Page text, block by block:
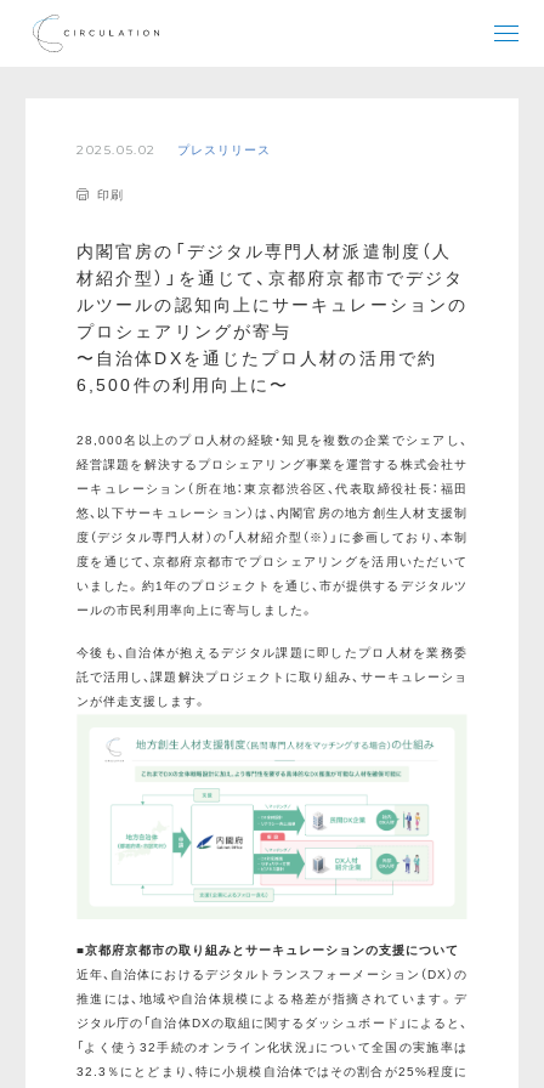
2025.05.02 プレスリリース
印刷
内閣官房の「デジタル専門人材派遣制度（人
材紹介型）」を通じて、京都府京都市でデジタ
ルツールの認知向上にサーキュレーションの
プロシェアリングが寄与
〜自治体DXを通じたプロ人材の活用で約
6,500件の利用向上に〜
28,000名以上のプロ人材の経験・知見を複数の企業でシェアし、
経営課題を解決するプロシェアリング事業を運営する株式会社サ
ーキュレーション（所在地：東京都渋谷区、代表取締役社長：福田
悠、以下サーキュレーション）は、内閣官房の地方創生人材支援制
度（デジタル専門人材）の「人材紹介型（※）」に参画しており、本制
度を通じて、京都府京都市でプロシェアリングを活用いただいて
いました。約1年のプロジェクトを通じ、市が提供するデジタルツ
ールの市民利用率向上に寄与しました。
今後も、自治体が抱えるデジタル課題に即したプロ人材を業務委
託で活用し、課題解決プロジェクトに取り組み、サーキュレーショ
ンが伴走支援します。
■京都府京都市の取り組みとサーキュレーションの支援について
近年、自治体におけるデジタルトランスフォーメーション（DX）の
推進には、地域や自治体規模による格差が指摘されています。デ
ジタル庁の「自治体DXの取組に関するダッシュボード」によると、
「よく使う32手続のオンライン化状況」について全国の実施率は
32.3％にとどまり、特に小規模自治体ではその割合が25%程度に